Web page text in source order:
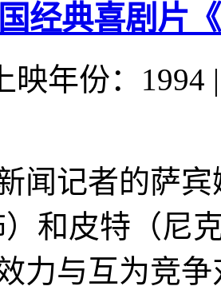
经典喜剧片
上映年份：1994 |
记者的萨宾
）和皮特（尼
力与互为竞